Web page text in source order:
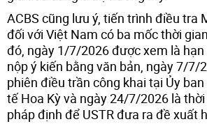
ACBS cũng lưu ý, tiến trình điều tra
đối với Việt Nam có ba mốc thời
đó, ngày 1/7/2026 được xem là
nộp ý kiến bằng văn bản, ngày 7/7/
phiên điều trần công khai tại Ủy
tế Hoa Kỳ và ngày 24/7/2026 là
pháp định để USTR đưa ra đề xuất